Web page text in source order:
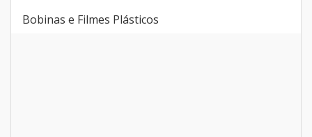
Bobinas e Filmes Plásticos